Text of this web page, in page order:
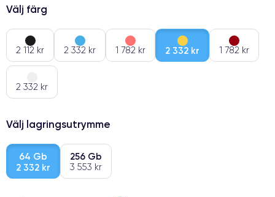
Välj färg
2 112 kr 2 332 kr 1 782 kr 2 332 kr 1 782 kr
2 332 kr
Välj lagringsutrymme
64 Gb
2 332 kr
256 Gb
3 553 kr